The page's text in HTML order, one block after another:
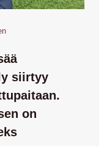
siirtyy
on